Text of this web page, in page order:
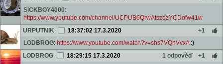
SICKBOY4000:
https://www.youtube.com/channel/UCPUB6QrwAtszozYCDofw41w
URPUTNIK
18:37:02 17.3.2020
+1
LODBROG: https://www.youtube.com/watch?v=shs7VQhVvxA:)
LODBROG
18:29:15 17.3.2020 1 odpověď
+1